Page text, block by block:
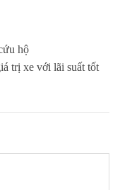
hộ
trị xe với lãi suất tốt